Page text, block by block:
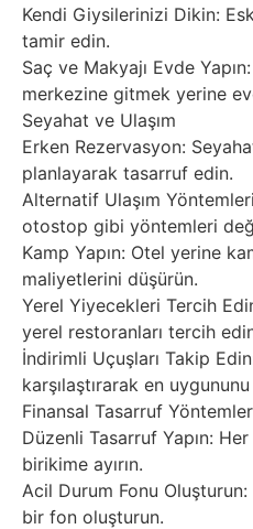
Kendi Giysilerinizi Dikin:
tamir edin.
Saç ve Makyajı Evde
merkezine gitmek yerine
Seyahat ve Ulaşım
Erken Rezervasyon:
planlayarak tasarruf edin.
Alternatif Ulaşım
otostop gibi yöntemleri
Kamp Yapın: Otel yerine
maliyetlerini düşürün.
Yerel Yiyecekleri Tercih
yerel restoranları tercih
İndirimli Uçuşları Takip
karşılaştırarak en
Finansal Tasarruf
Düzenli Tasarruf Yapın:
birikime ayırın.
Acil Durum Fonu
bir fon oluşturun.